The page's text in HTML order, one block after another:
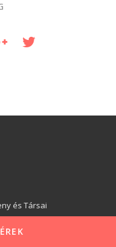
és Társai